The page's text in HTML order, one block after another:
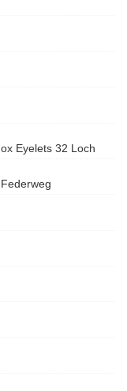
Eyelets 32 Loch